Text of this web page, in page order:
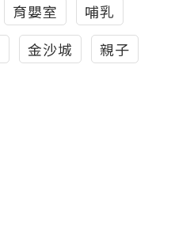
育嬰室
哺乳
金沙城 親子